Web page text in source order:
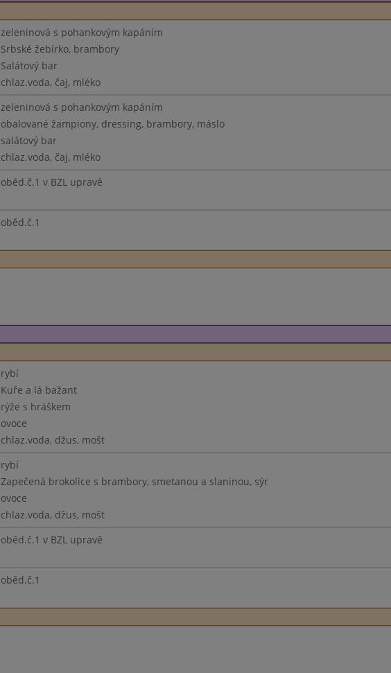
zeleninová s pohankovým kapáním
Srbské žebírko, brambory
Salátový bar
chlaz.voda, čaj, mléko
zeleninová s pohankovým kapáním
obalované žampiony, dressing, brambory, máslo
salátový bar
chlaz.voda, čaj, mléko
oběd.č.1 v BZL upravě
oběd.č.1
rybí
Kuře a lá bažant
rýže s hráškem
ovoce
chlaz.voda, džus, mošt
rybí
Zapečená brokolice s brambory, smetanou a slaninou, sýr
ovoce
chlaz.voda, džus, mošt
oběd.č.1 v BZL upravě
oběd.č.1